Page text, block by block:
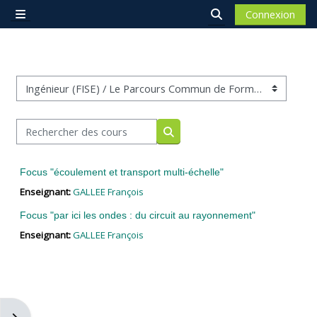
Passer au contenu principal
Panneau latéral
Activer/désactiver
Connexion
Catégories de cours
Rechercher des cours
Rechercher des cours
Focus "écoulement et transport multi-échelle"
Enseignant:GALLEE François
Focus "par ici les ondes : du circuit au rayonnement"
Enseignant:GALLEE François